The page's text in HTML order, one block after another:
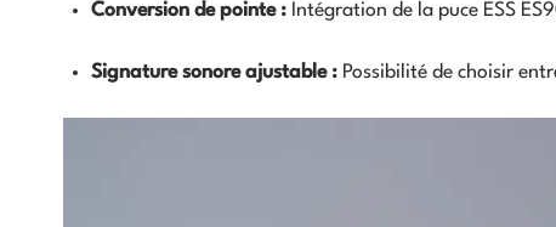
Conversion de pointe :Intégration de la puce ESS
Signature sonore ajustable :Possibilité de choisir